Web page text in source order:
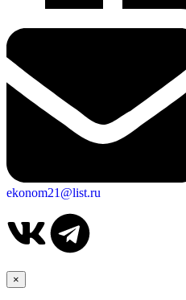
ekonom21@list.ru
×